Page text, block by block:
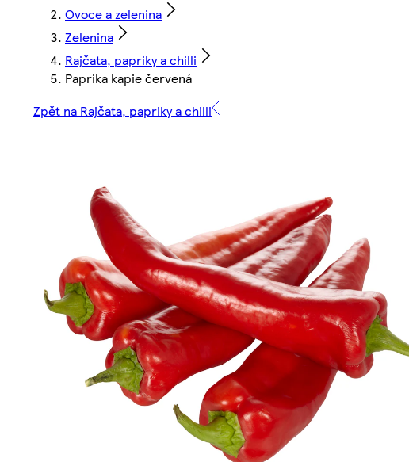
Ovoce a zelenina
Zelenina
Rajčata, papriky a chilli
Paprika kapie červená
Zpět na Rajčata, papriky a chilli